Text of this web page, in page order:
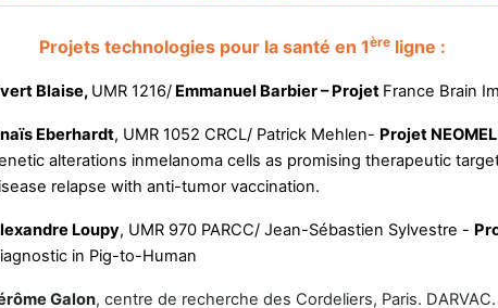
Projets technologies pour la santé en 1ère ligne :
Blaise, UMR 1216/ Emmanuel Barbier – Projet France Brain
Eberhardt, UMR 1052 CRCL/ Patrick Mehlen- Projet NEOMEL
alterations inmelanoma cells as promising therapeutic
relapse with anti-tumor vaccination.
Loupy, UMR 970 PARCC/ Jean-Sébastien Sylvestre -
in Pig-to-Human
Galon, centre de recherche des Cordeliers, Paris.